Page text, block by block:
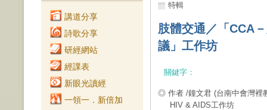
講道分享
詩歌分享
研經網站
經課表
新眼光讀經
一領一．新倍加
特輯
肢體交通／「CCA
議」工作坊
關鍵字：
◎ 作者 /鐘文君 (台南中會灣裡
HIV & AIDS工作坊